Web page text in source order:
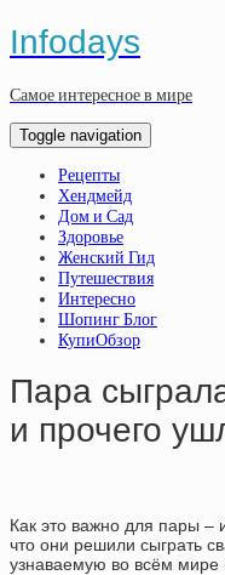
Infodays
Самое интересное в мире
Toggle navigation
Рецепты
Хендмейд
Дом и Сад
Здоровье
Женский Гид
Путешествия
Интересно
Шопинг Блог
КупиОбзор
Пара
и прочего
Как это важно для пары –
что они решили сыграть
узнаваемую во всём мире